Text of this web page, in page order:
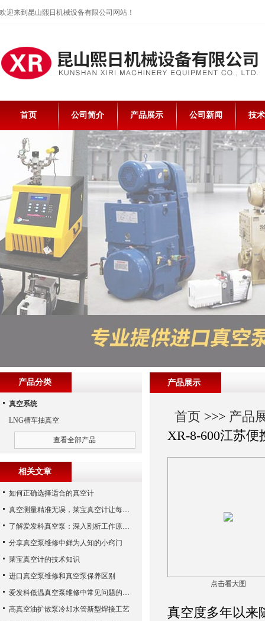
欢迎来到昆山熙日机械设备有限公司网站！
首页 公司简介 产品展示 公司新闻 技
产品展示
首页 >>> 产品
XR-8-600江苏
点击看大图
真空度多年以来
产品分类
真空系统
LNG槽车抽真空
查看全部产品
相关文章
如何正确选择适合的真空计
真空测量精准无误，莱宝真空计让每个细节尽在掌握
了解爱发科真空泵：深入剖析工作原理与特点
分享真空泵维修中鲜为人知的小窍门
莱宝真空计的技术知识
进口真空泵维修和真空泵保养区别
爱发科低温真空泵维修中常见问题的处理经验
高真空油扩散泵冷却水管新型焊接工艺